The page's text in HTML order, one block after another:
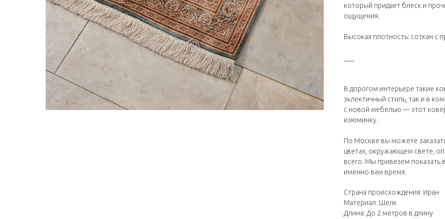
который придает блеск и
ощущения.
Высокая плотность: соткан с
В дорогом интерьере такие
эклектичный стиль, так и в
с новой мебелью — этот
изюминку.
По Москве вы можете
цветах, окружающем свете,
всего. Мы привезем показать
именно вам время.
Страна происхождения: Иран
Материал: Шелк
Длина: До 2 метров в длину